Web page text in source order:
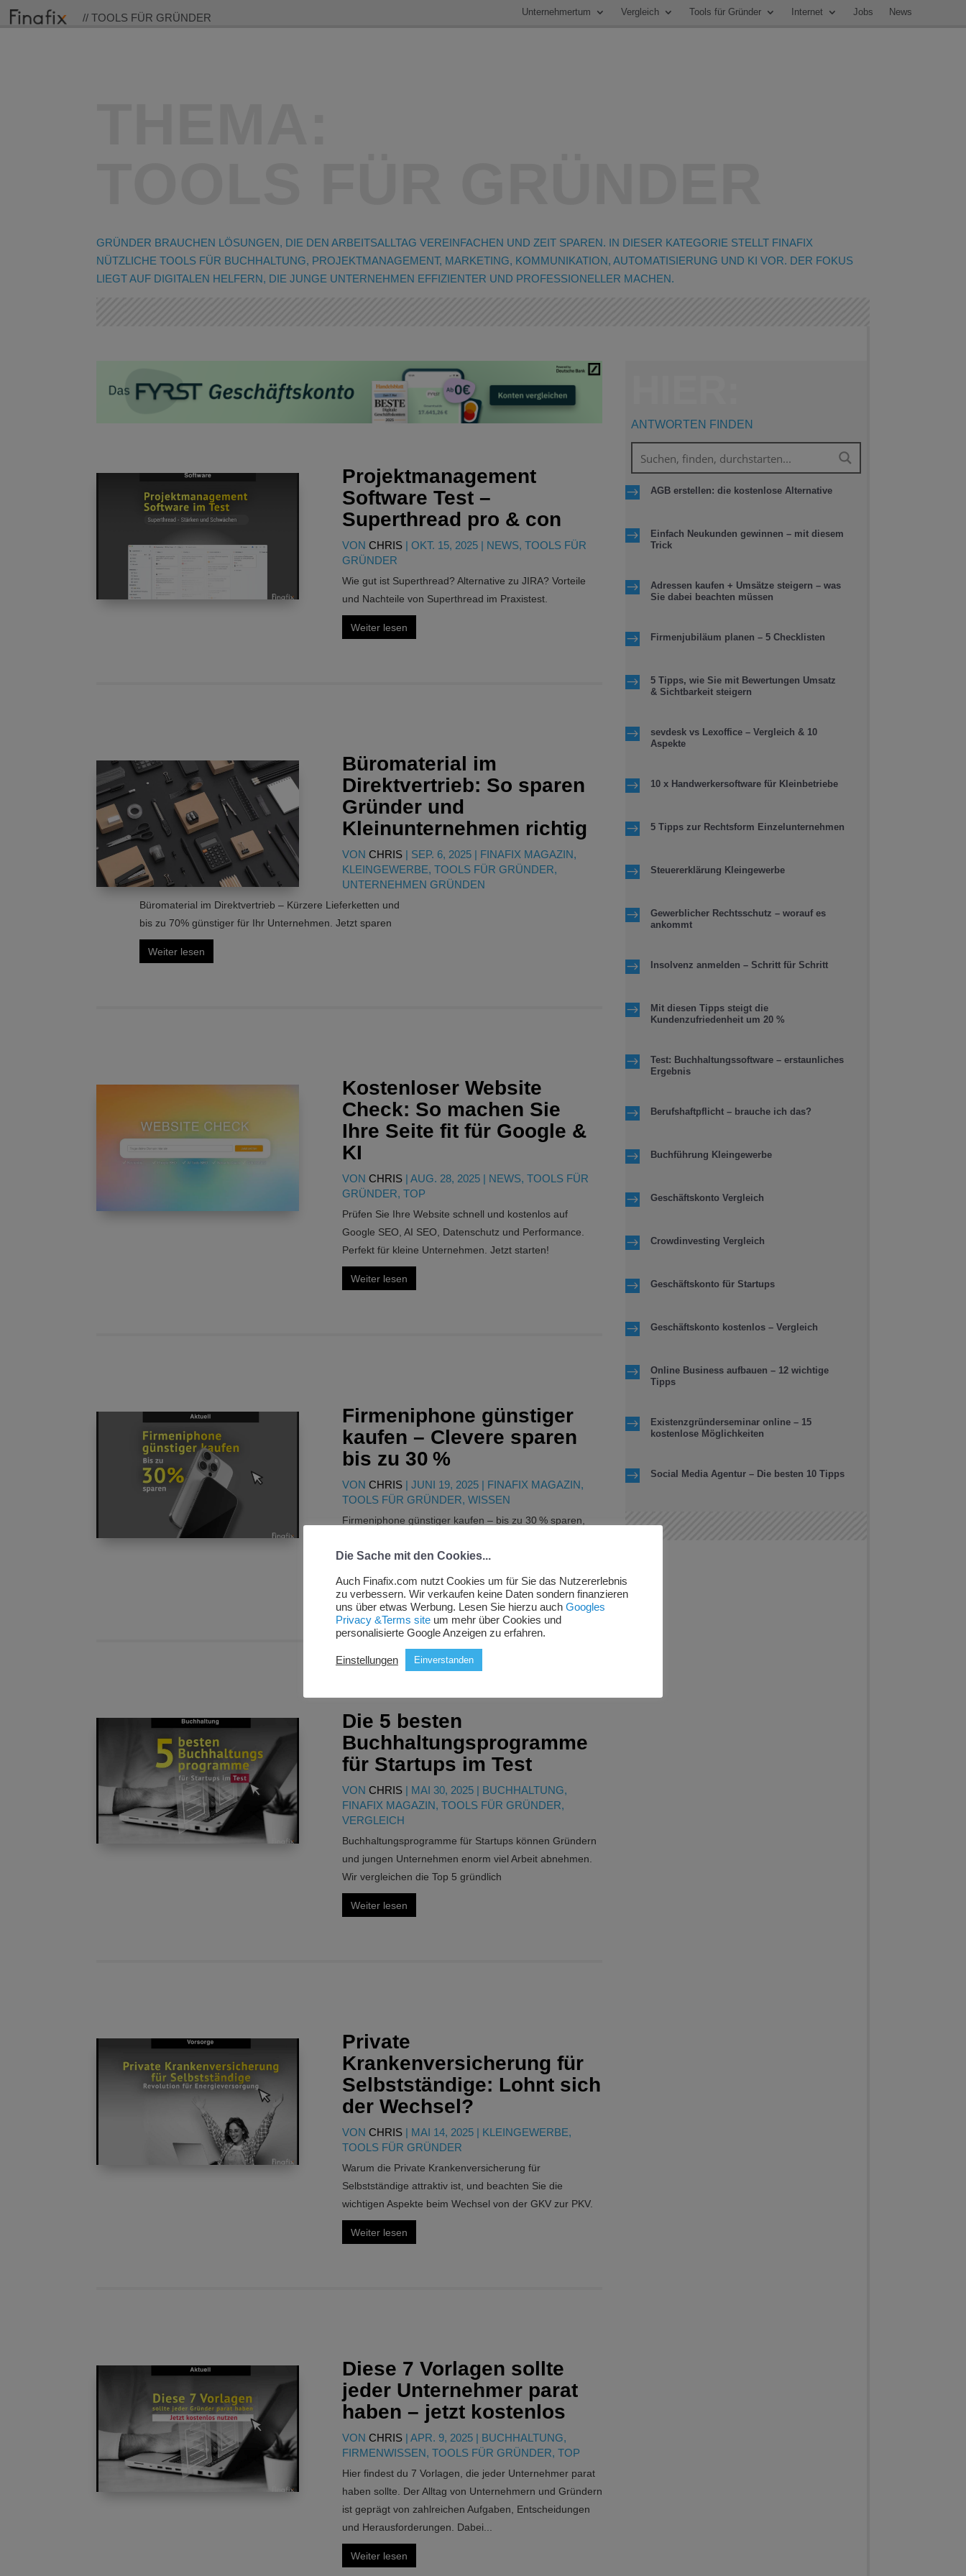
// TOOLS FÜR GRÜNDER Unternehmertum Vergleich Tools für Gründer Internet Jobs News
GRÜNDER BRAUCHEN LÖSUNGEN, DIE DEN ARBEITSALLTAG VEREINFACHEN UND ZEIT SPAREN. IN DIESER KATEGORIE STELLT FINAFIX
NÜTZLICHE TOOLS FÜR BUCHHALTUNG, PROJEKTMANAGEMENT, MARKETING, KOMMUNIKATION, AUTOMATISIERUNG UND KI VOR. DER FOKUS
LIEGT AUF DIGITALEN HELFERN, DIE JUNGE UNTERNEHMEN EFFIZIENTER UND PROFESSIONELLER MACHEN.
Projektmanagement
Software Test –
Superthread pro & con
VON CHRIS| OKT. 15, 2025| NEWS, TOOLS FÜR
GRÜNDER
Wie gut ist Superthread? Alternative zu JIRA? Vorteile
und Nachteile von Superthread im Praxistest.
Weiter lesen
Büromaterial im
Direktvertrieb: So sparen
Gründer und
Kleinunternehmen richtig
VON CHRIS| SEP. 6, 2025| FINAFIX MAGAZIN,
KLEINGEWERBE, TOOLS FÜR GRÜNDER,
UNTERNEHMEN GRÜNDEN
Büromaterial im Direktvertrieb – Kürzere Lieferketten und
bis zu 70% günstiger für Ihr Unternehmen. Jetzt sparen
Weiter lesen
Kostenloser Website
Check: So machen Sie
Ihre Seite fit für Google &
KI
VON CHRIS| AUG. 28, 2025| NEWS, TOOLS FÜR
GRÜNDER, TOP
Prüfen Sie Ihre Website schnell und kostenlos auf
Google SEO, AI SEO, Datenschutz und Performance.
Perfekt für kleine Unternehmen. Jetzt starten!
Weiter lesen
Firmeniphone günstiger
kaufen – Clevere sparen
bis zu 30 %
VON CHRIS| JUNI 19, 2025| FINAFIX MAGAZIN,
TOOLS FÜR GRÜNDER, WISSEN
Firmeniphone günstiger kaufen – bis zu 30 % sparen,
Start-ups und Mittelstand.
Weiter lesen
Die 5 besten
Buchhaltungsprogramme
für Startups im Test
VON CHRIS| MAI 30, 2025| BUCHHALTUNG,
FINAFIX MAGAZIN, TOOLS FÜR GRÜNDER,
VERGLEICH
Buchhaltungsprogramme für Startups können Gründern
und jungen Unternehmen enorm viel Arbeit abnehmen.
Wir vergleichen die Top 5 gründlich
Weiter lesen
Private
Krankenversicherung für
Selbstständige: Lohnt sich
der Wechsel?
VON CHRIS| MAI 14, 2025| KLEINGEWERBE,
TOOLS FÜR GRÜNDER
Warum die Private Krankenversicherung für
Selbstständige attraktiv ist, und beachten Sie die
wichtigen Aspekte beim Wechsel von der GKV zur PKV.
Weiter lesen
Diese 7 Vorlagen sollte
jeder Unternehmer parat
haben – jetzt kostenlos
VON CHRIS| APR. 9, 2025| BUCHHALTUNG,
FIRMENWISSEN, TOOLS FÜR GRÜNDER, TOP
Hier findest du 7 Vorlagen, die jeder Unternehmer parat
haben sollte. Der Alltag von Unternehmern und Gründern
ist geprägt von zahlreichen Aufgaben, Entscheidungen
und Herausforderungen. Dabei...
Weiter lesen
ANTWORTEN FINDEN
$ AGB erstellen: die kostenlose Alternative
$
Einfach Neukunden gewinnen – mit diesem
Trick
$
Adressen kaufen + Umsätze steigern – was
Sie dabei beachten müssen
$ Firmenjubiläum planen – 5 Checklisten
$
5 Tipps, wie Sie mit Bewertungen Umsatz
& Sichtbarkeit steigern
$
sevdesk vs Lexoffice – Vergleich & 10
Aspekte
$ 10 x Handwerkersoftware für Kleinbetriebe
$ 5 Tipps zur Rechtsform Einzelunternehmen
$ Steuererklärung Kleingewerbe
$
Gewerblicher Rechtsschutz – worauf es
ankommt
$ Insolvenz anmelden – Schritt für Schritt
$
Mit diesen Tipps steigt die
Kundenzufriedenheit um 20 %
$
Test: Buchhaltungssoftware – erstaunliches
Ergebnis
$ Berufshaftpflicht – brauche ich das?
$ Buchführung Kleingewerbe
$ Geschäftskonto Vergleich
$ Crowdinvesting Vergleich
$ Geschäftskonto für Startups
$ Geschäftskonto kostenlos – Vergleich
$
Online Business aufbauen – 12 wichtige
Tipps
$
Existenzgründerseminar online – 15
kostenlose Möglichkeiten
$ Social Media Agentur – Die besten 10 Tipps
Die Sache mit den Cookies...
Auch Finafix.com nutzt Cookies um für Sie das Nutzererlebnis
zu verbessern. Wir verkaufen keine Daten sondern finanzieren
uns über etwas Werbung. Lesen Sie hierzu auch Googles
Privacy &Terms site um mehr über Cookies und
personalisierte Google Anzeigen zu erfahren.
Einstellungen Einverstanden